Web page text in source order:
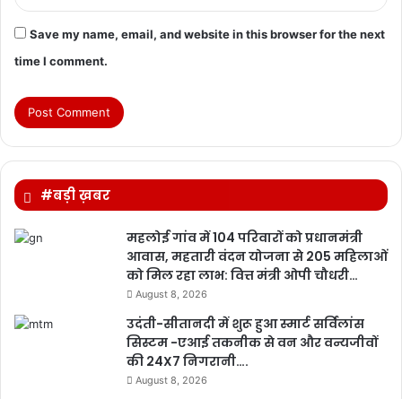
Save my name, email, and website in this browser for the next
time I comment.
#बड़ी ख़बर
महलोई गांव में 104 परिवारों को प्रधानमंत्री
आवास, महतारी वंदन योजना से 205 महिलाओं
को मिल रहा लाभ: वित्त मंत्री ओपी चौधरी…
August 8, 2026
उदंती-सीतानदी में शुरू हुआ स्मार्ट सर्विलांस
सिस्टम -एआई तकनीक से वन और वन्यजीवों
की 24X7 निगरानी….
August 8, 2026